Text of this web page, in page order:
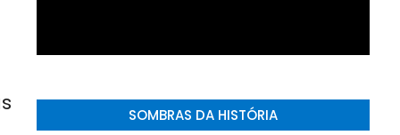
SOMBRAS DA HISTÓRIA